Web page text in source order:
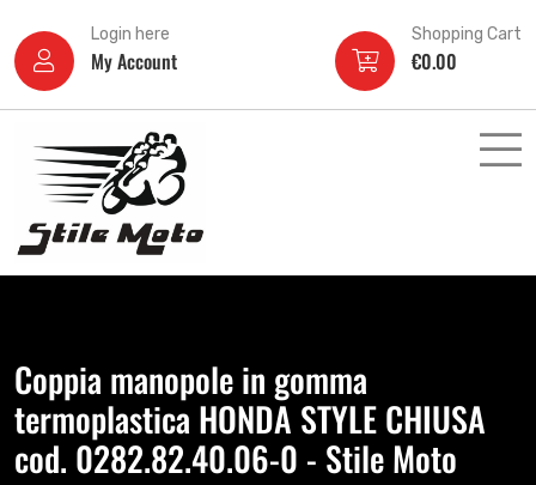
Login here
My Account
Shopping Cart
€0.00
Coppia manopole in gomma
termoplastica HONDA STYLE CHIUSA
cod. 0282.82.40.06-0 - Stile Moto